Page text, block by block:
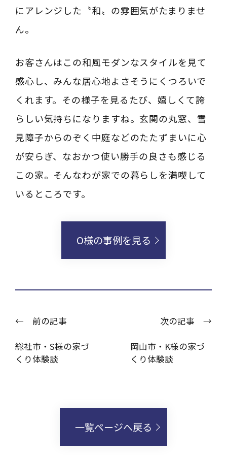
にアレンジした〝和〟の雰囲気がたまりませ
ん。
お客さんはこの和風モダンなスタイルを見て
感心し、みんな居心地よさそうにくつろいで
くれます。その様子を見るたび、嬉しくて誇
らしい気持ちになりますね。玄関の丸窓、雪
見障子からのぞく中庭などのたたずまいに心
が安らぎ、なおかつ使い勝手の良さも感じる
この家。そんなわが家での暮らしを満喫して
いるところです。
O様の事例を見る
← 前の記事
総社市・S様の家づ
くり体験談
一覧ページへ戻る
次の記事 →
岡山市・K様の家づ
くり体験談